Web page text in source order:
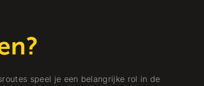
speel je een belangrijke rol in de